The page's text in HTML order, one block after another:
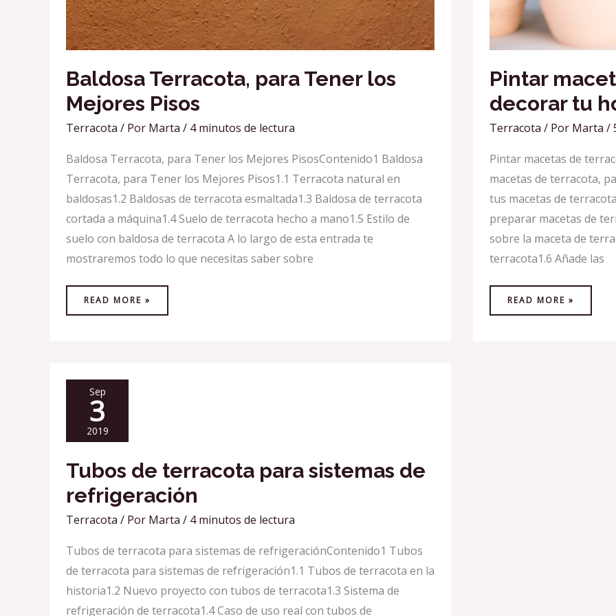
Baldosa Terracota, para Tener los
Mejores Pisos
Terracota / Por Marta / 4 minutos de lectura
Baldosa Terracota, para Tener los Mejores PisosContenido1 Baldosa
Terracota, para Tener los Mejores Pisos1.1 Terracota natural en
baldosas1.2 Baldosas de terracota esmaltada1.3 Baldosa de terracota
cortada a máquina1.4 Suelo de terracota hecho a mano1.5 Estilo de
suelo con baldosa de terracota A lo largo de esta entrada te
mostraremos todo lo que necesitas saber sobre
READ MORE »
Pintar
decorar tu
Terracota / Por Marta /
Pintar macetas de
macetas de terracota,
tus macetas de
preparar macetas de
sobre la maceta de
terracota1.6 Añade las
READ MORE »
Sep
3
2019
Tubos de terracota para sistemas de
refrigeración
Terracota / Por Marta / 4 minutos de lectura
Tubos de terracota para sistemas de refrigeraciónContenido1 Tubos
de terracota para sistemas de refrigeración1.1 Tubos de terracota en la
historia1.2 Nuevo proyecto con tubos de terracota1.3 Sistema de
refrigeración de terracota1.4 Caso de uso real con tubos de
TUBOS
DE
TERRACOTA
PARA
SISTEMAS
DE
REFRIGERACIÓN